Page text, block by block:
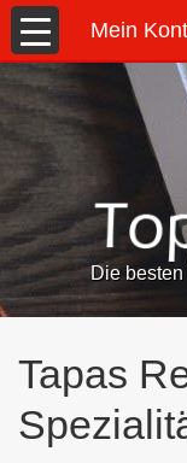
Mein
Die
Tapas